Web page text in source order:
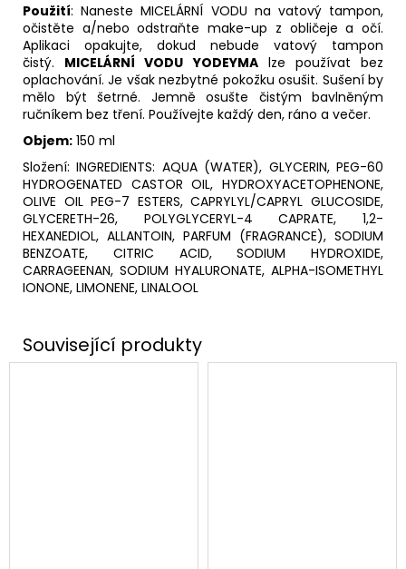
Použití:Naneste MICELÁRNÍ VODU na vatový tampon,
očistěte a/nebo odstraňte make-up z obličeje a očí.
Aplikaci opakujte, dokud nebude vatový tampon
čistý. MICELÁRNÍ VODU YODEYMAlze používat bez
oplachování. Je však nezbytné pokožku osušit. Sušení by
mělo být šetrné. Jemně osušte čistým bavlněným
ručníkem bez tření. Používejte každý den, ráno a večer.
Objem: 150 ml
Složení:INGREDIENTS: AQUA (WATER), GLYCERIN, PEG-60
HYDROGENATED CASTOR OIL, HYDROXYACETOPHENONE,
OLIVE OIL PEG-7 ESTERS, CAPRYLYL/CAPRYL GLUCOSIDE,
GLYCERETH-26, POLYGLYCERYL-4 CAPRATE, 1,2-
HEXANEDIOL, ALLANTOIN, PARFUM (FRAGRANCE), SODIUM
BENZOATE, CITRIC ACID, SODIUM HYDROXIDE,
CARRAGEENAN, SODIUM HYALURONATE, ALPHA-ISOMETHYL
IONONE, LIMONENE, LINALOOL